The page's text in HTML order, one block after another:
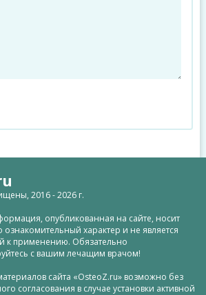
2016 - 2026 г.
опубликованная на сайте, носит
ознакомительный характер и не является
к применению. Обязательно
с вашим лечащим врачом!
сайта «OsteoZ.ru» возможно без
согласования в случае установки активной